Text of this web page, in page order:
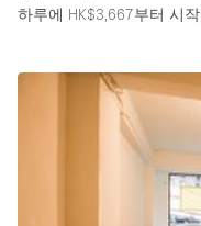
Elevator
Furniture
하루에 HK$3,667부터 시작